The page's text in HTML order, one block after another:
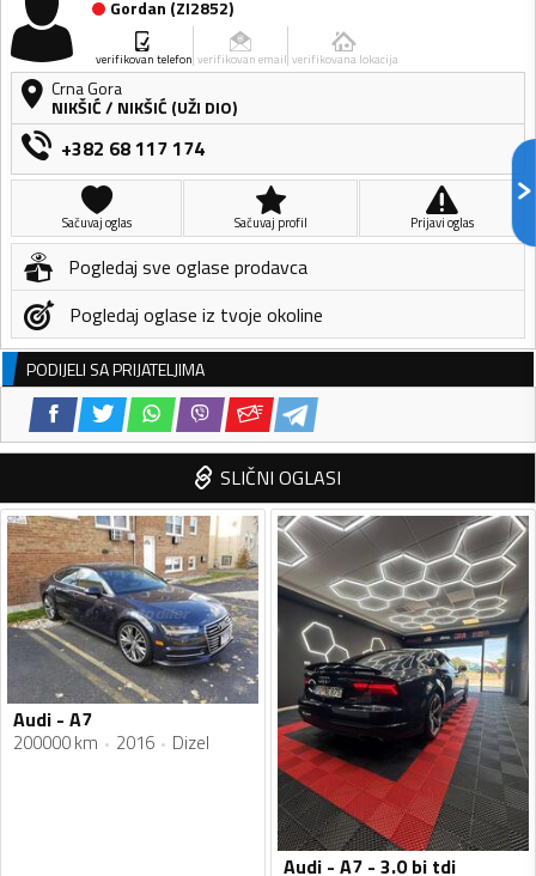
Gordan (ZI2852)
verifikovan telefon verifikovan email verifikovana lokacija
Crna Gora
NIKŠIĆ/ NIKŠIĆ (UŽI DIO)
+382 68 117 174
Sačuvaj oglas Sačuvaj profil Prijavi oglas
Pogledaj sve oglase prodavca
Pogledaj oglase iz tvoje okoline
PODIJELI SA PRIJATELJIMA
SLIČNI OGLASI
Audi - A7
200000 km 2016 Dizel
Audi - A7 - 3.0 bi tdi